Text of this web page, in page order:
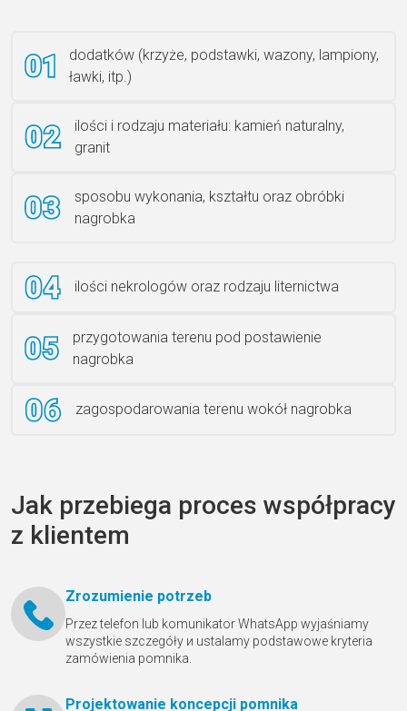
Ławka granitowa LG 12
dodatków (krzyże, podstawki, wazony, lampiony,
ławki, itp.)
ilości i rodzaju materiału: kamień naturalny,
granit
sposobu wykonania, kształtu oraz obróbki
nagrobka
ilości nekrologów oraz rodzaju liternictwa
przygotowania terenu pod postawienie
nagrobka
zagospodarowania terenu wokół nagrobka
Jak przebiega proces współpracy
z klientem
Zrozumienie potrzeb
Przez telefon lub komunikator WhatsApp wyjaśniamy
wszystkie szczegóły и ustalamy podstawowe kryteria
zamówienia pomnika.
Projektowanie koncepcji pomnika